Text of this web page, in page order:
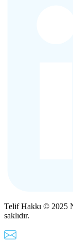
Telif Hakkı © 2025
saklıdır.